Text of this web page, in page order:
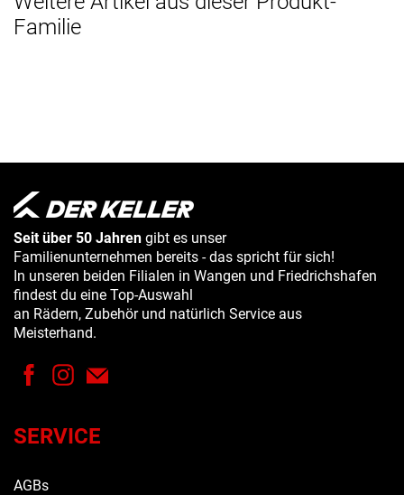
Familie
Seit über 50 Jahren gibt es unser
Familienunternehmen bereits - das spricht für sich!
In unseren beiden Filialen in Wangen und Friedrichshafen
findest du eine Top-Auswahl
an Rädern, Zubehör und natürlich Service aus
Meisterhand.
SERVICE
AGBs